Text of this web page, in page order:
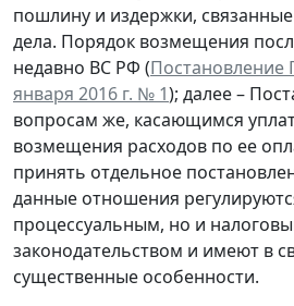
пошлину и издержки,
дела. Порядок возмещения
недавно ВС РФ (Постановление
января 2016 г. № 1); далее –
вопросам же, касающимся
возмещения расходов по ее
принять отдельное
данные отношения
процессуальным, но и
законодательством и имеют в
существенные особенности.